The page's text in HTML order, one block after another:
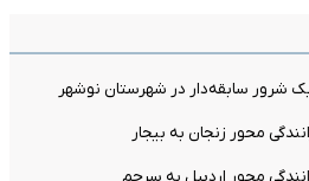
شرور سابقه‌دار در شهرستان نوشهر